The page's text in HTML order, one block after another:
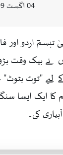
04 اگست 1899 ۔ 07 فروری 1978
اردو اور
نے بیک وقت
لیے "ٹوٹ بٹوٹ"
ایک ایسا
کی۔